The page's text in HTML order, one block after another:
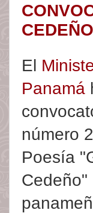
El
Panamá
número
Poesía
Cedeño"